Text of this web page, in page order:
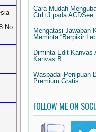
No
Cara Mudah
Ctrl+J pada ACDSee
Mengatasi Jawaban
Meminta “Berpikir
Diminta Edit Kanvas
Kanvas B
Waspadai Penipuan
Premium Gratis
FOLLOW ME ON